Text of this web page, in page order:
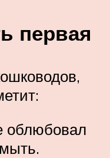
первая
облюбовал